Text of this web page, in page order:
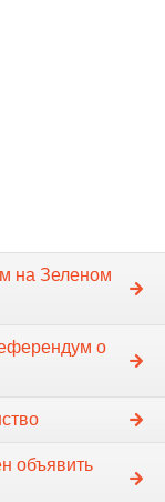
на Зеленом
о
объявить